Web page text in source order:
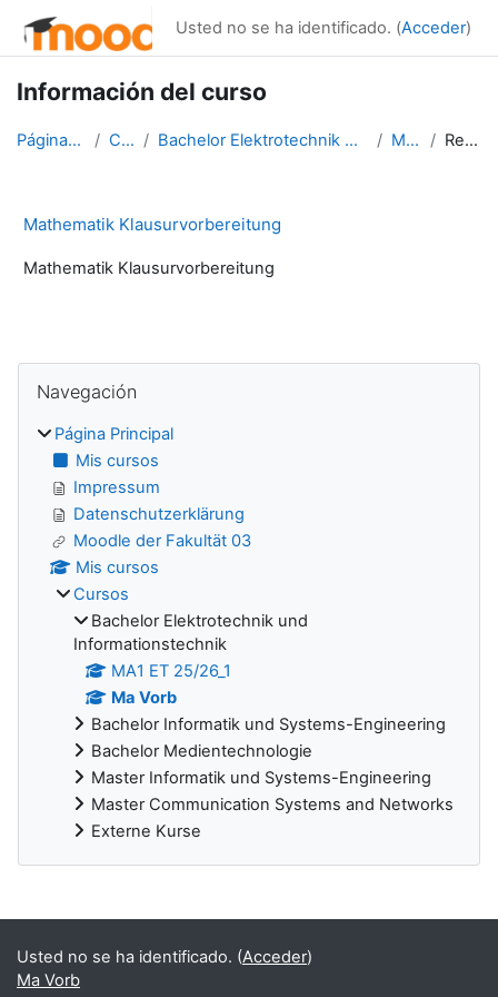
Usted no se ha identificado. (Acceder)
Información del curso
Página Principal Cursos Bachelor Elektrotechnik und Informationstechnik Ma Vorb Resumen
Mathematik Klausurvorbereitung
Mathematik Klausurvorbereitung
Bloques
Navegación
Página Principal
Mis cursos
Impressum
Datenschutzerklärung
Moodle der Fakultät 03
Mis cursos
Cursos
Bachelor Elektrotechnik und
Informationstechnik
MA1 ET 25/26_1
Ma Vorb
Bachelor Informatik und Systems-Engineering
Bachelor Medientechnologie
Master Informatik und Systems-Engineering
Master Communication Systems and Networks
Externe Kurse
Bloques suplementarios
Usted no se ha identificado. (Acceder)
Ma Vorb